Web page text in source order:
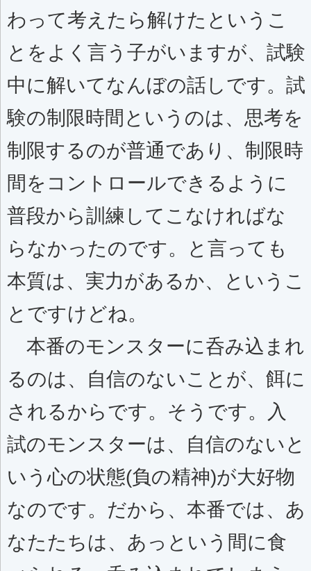
わって考えたら解けたというこ
とをよく言う子がいますが、試験
中に解いてなんぼの話しです。試
験の制限時間というのは、思考を
制限するのが普通であり、制限時
間をコントロールできるように
普段から訓練してこなければな
らなかったのです。と言っても
本質は、実力があるか、というこ
とですけどね。
本番のモンスターに呑み込まれ
るのは、自信のないことが、餌に
されるからです。そうです。入
試のモンスターは、自信のないと
いう心の状態(負の精神)が大好物
なのです。だから、本番では、あ
なたたちは、あっという間に食